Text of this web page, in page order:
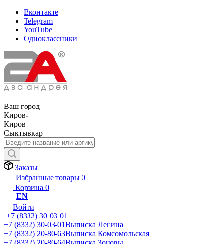
Вконтакте
Telegram
YouTube
Одноклассники
Ваш город
Киров
Киров
Сыктывкар
Заказы
Избранные товары 0
Корзина 0
EN
Войти
+7 (8332) 30-03-01
+7 (8332) 30-03-01Выписка Ленина
+7 (8332) 20-80-63Выписка Комсомольская
+7 (8332) 20-80-64Выписка Зоновы